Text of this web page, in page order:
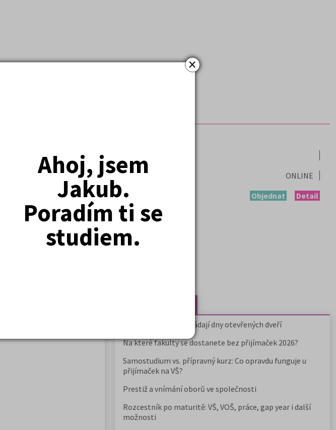
×
Ahoj, jsem
Jakub.
Poradím ti se
studiem.
ONLINE
Detail
Objednat
Kdy vysoké školy pořádají dny otevřených dveří
Na které fakulty se dostanete bez přijímaček 2026?
Samostudium vs. přípravný kurz: Co opravdu funguje u
přijímaček na VŠ?
Prestiž a vnímání oborů ve společnosti
Rozcestník po maturitě: VŠ, VOŠ, práce, gap year i další
možnosti